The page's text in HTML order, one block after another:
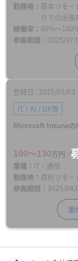
勤務地
基本リモ
りでの出張
稼働率
80%〜
参画期間
2025/07/
登録日 2025/03/03
IT / AI / DX等
Microsoft Intuneの
100〜130万円／
業種
IT・通信
勤務地
原則リモ
参画期間
2025/04/
案